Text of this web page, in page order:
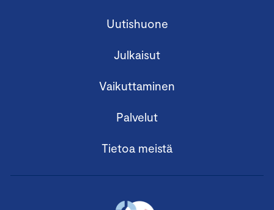
Uutishuone
Julkaisut
Vaikuttaminen
Palvelut
Tietoa meistä